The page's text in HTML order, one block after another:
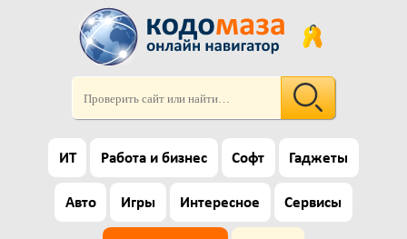
ИТ Работа и бизнес Софт Гаджеты
Авто Игры Интересное Сервисы